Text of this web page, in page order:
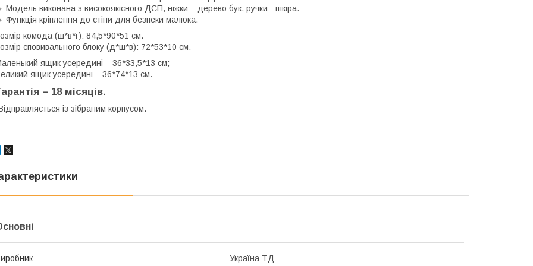
Модель виконана з високоякісного ДСП, ніжки – дерево бук, ручки - шкіра.
Функція кріплення до стіни для безпеки малюка.
комода (ш*в*г): 84,5*90*51 см.
сповивального блоку (д*ш*в): 72*53*10 см.
ящик усередині – 36*33,5*13 см;
ящик усередині – 36*74*13 см.
– 18 місяців.
із зібраним корпусом.
Україна ТД